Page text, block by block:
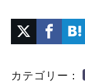
カテゴリー：